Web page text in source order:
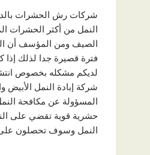
شركات رش الحشرات
النمل من أكثر الحشرات
الصيف ومن المؤسف أن
فترة قصيرة جدا لذلك
لديكم مشكله بخصوص
شركة إبادة النمل الأبيض
المسؤولة عن مكافحة
حشرية قوية تقضي على
النمل وسوف تحصلون